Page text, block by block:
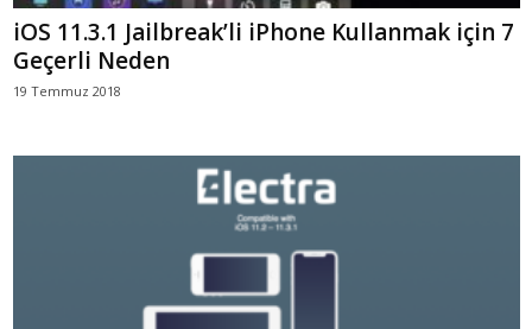
iOS 11.3.1 Jailbreak’li iPhone Kullanmak için 7
Geçerli Neden
19 Temmuz 2018